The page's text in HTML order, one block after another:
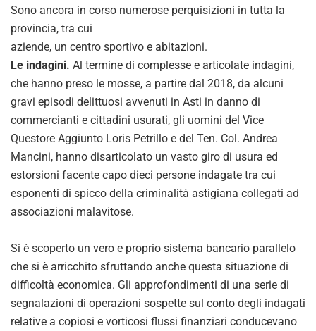
Sono ancora in corso numerose perquisizioni in tutta la
provincia, tra cui
aziende, un centro sportivo e abitazioni.
Le indagini. Al termine di complesse e articolate indagini,
che hanno preso le mosse, a partire dal 2018, da alcuni
gravi episodi delittuosi avvenuti in Asti in danno di
commercianti e cittadini usurati, gli uomini del Vice
Questore Aggiunto Loris Petrillo e del Ten. Col. Andrea
Mancini, hanno disarticolato un vasto giro di usura ed
estorsioni facente capo dieci persone indagate tra cui
esponenti di spicco della criminalità astigiana collegati ad
associazioni malavitose.
Si è scoperto un vero e proprio sistema bancario parallelo
che si è arricchito sfruttando anche questa situazione di
difficoltà economica. Gli approfondimenti di una serie di
segnalazioni di operazioni sospette sul conto degli indagati
relative a copiosi e vorticosi flussi finanziari conducevano